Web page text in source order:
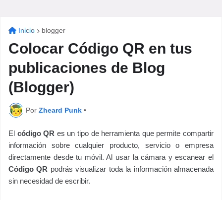
Inicio blogger
Colocar Código QR en tus
publicaciones de Blog
(Blogger)
Por Zheard Punk •
El código QR es un tipo de herramienta que permite compartir
información sobre cualquier producto, servicio o empresa
directamente desde tu móvil. Al usar la cámara y escanear el
Código QR podrás visualizar toda la información almacenada
sin necesidad de escribir.